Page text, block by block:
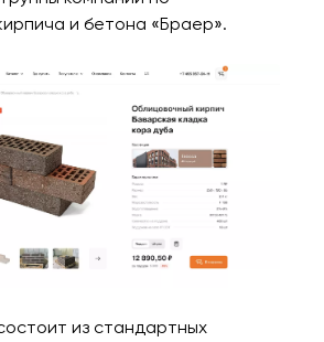
и бетона «Браер».
из стандартных